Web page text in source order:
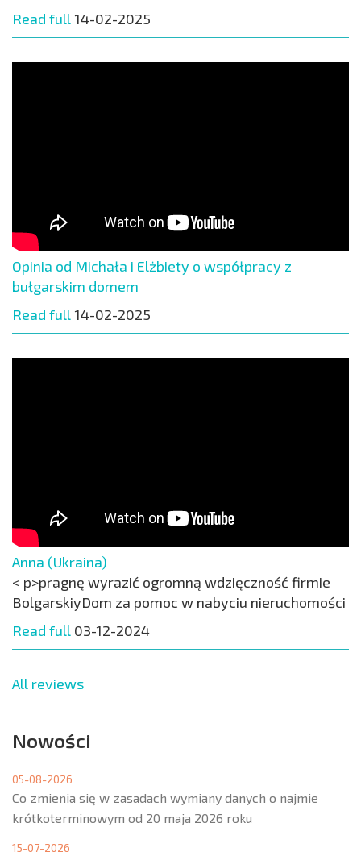
Read full 14-02-2025
Opinia od Michała i Elżbiety o współpracy z
bułgarskim domem
Read full 14-02-2025
Anna (Ukraina)
< p>pragnę wyrazić ogromną wdzięczność firmie
BolgarskiyDom za pomoc w nabyciu nieruchomości
Read full 03-12-2024
All reviews
Nowości
05-08-2026
Co zmienia się w zasadach wymiany danych o najmie
krótkoterminowym od 20 maja 2026 roku
15-07-2026